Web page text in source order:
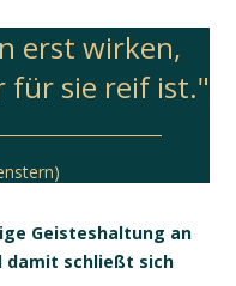
erst wirken,
für sie reif ist."
Geisteshaltung an
damit schließt sich